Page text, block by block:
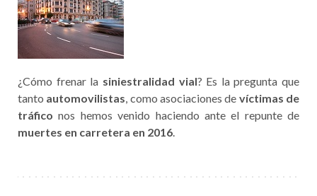
¿Cómo frenar la siniestralidad vial? Es la pregunta que
tanto automovilistas, como asociaciones de víctimas de
tráfico nos hemos venido haciendo ante el repunte de
muertes en carretera en 2016.